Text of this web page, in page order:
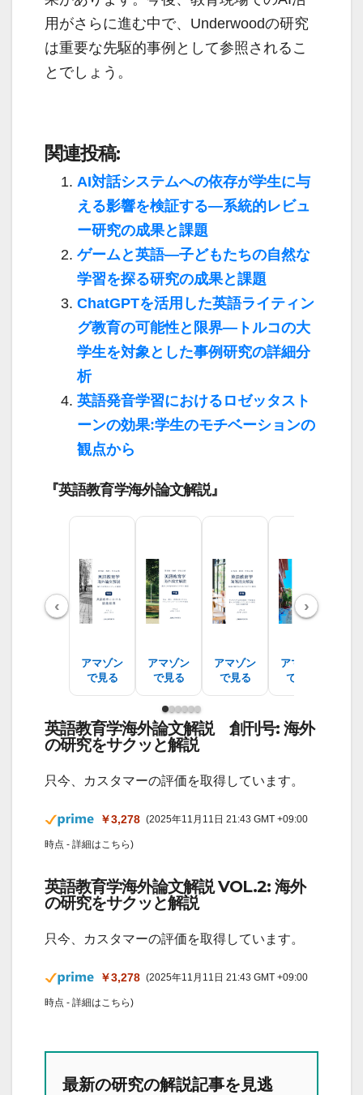
用がさらに進む中で、Underwoodの研究
は重要な先駆的事例として参照されるこ
とでしょう。
関連投稿:
AI対話システムへの依存が学生に与
える影響を検証する—系統的レビュ
ー研究の成果と課題
ゲームと英語―子どもたちの自然な
学習を探る研究の成果と課題
ChatGPTを活用した英語ライティン
グ教育の可能性と限界―トルコの大
学生を対象とした事例研究の詳細分
析
英語発音学習におけるロゼッタスト
ーンの効果:学生のモチベーションの
観点から
『英語教育学海外論文解説』
‹
アマゾン
で見る
アマゾン
で見る
アマゾン
で見る
アマゾン
で見る
›
英語教育学海外論文解説 創刊号: 海外
の研究をサクッと解説
只今、カスタマーの評価を取得しています。
￥3,278 (2025年11月11日 21:43 GMT +09:00
時点 - 詳細はこちら)
英語教育学海外論文解説 VOL.2: 海外
の研究をサクッと解説
只今、カスタマーの評価を取得しています。
￥3,278 (2025年11月11日 21:43 GMT +09:00
時点 - 詳細はこちら)
最新の研究の解説記事を見逃